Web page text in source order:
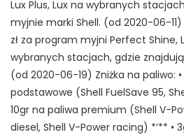
Lux Plus, Lux na wybranych
myjnie marki Shell. (od 2020-06-11)
zł za program myjni Perfect Shine,
wybranych stacjach, gdzie
(od 2020-06-19) Zniżka na paliwo:
podstawowe (Shell FuelSave 95,
10gr na paliwa premium (Shell V-
diesel, Shell V-Power racing) *’** •